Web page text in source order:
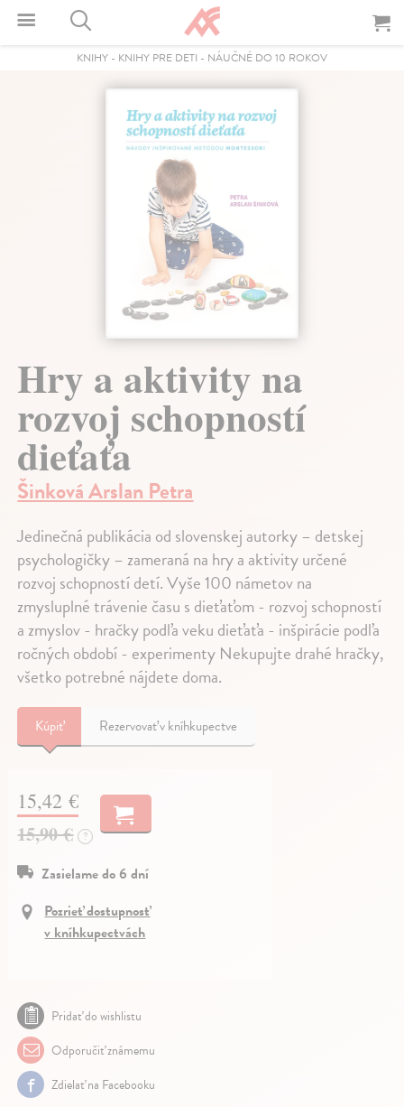
KNIHY - KNIHY PRE DETI - NÁUČNÉ DO 10 ROKOV
Hry a aktivity na
rozvoj schopností
dieťaťa
Šinková Arslan Petra
Jedinečná publikácia od slovenskej autorky – detskej
psychologičky – zameraná na hry a aktivity určené
rozvoj schopností detí. Vyše 100 námetov na
zmysluplné trávenie času s dieťaťom - rozvoj schopností
a zmyslov - hračky podľa veku dieťaťa - inšpirácie podľa
ročných období - experimenty Nekupujte drahé hračky,
všetko potrebné nájdete doma.
Kúpiť Rezervovať v kníhkupectve
15,42 €
15,90 € ?
Zasielame do 6 dní
Pozrieť dostupnosť
v kníhkupectvách
Pridať do wishlistu
Odporučiť známemu
Zdielať na Facebooku